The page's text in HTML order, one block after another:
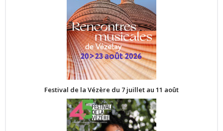
Festival de la Vézère du 7 juillet au 11 août